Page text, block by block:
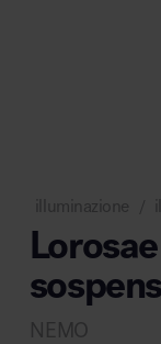
Area lounge e attesa
illuminazione
NEMO